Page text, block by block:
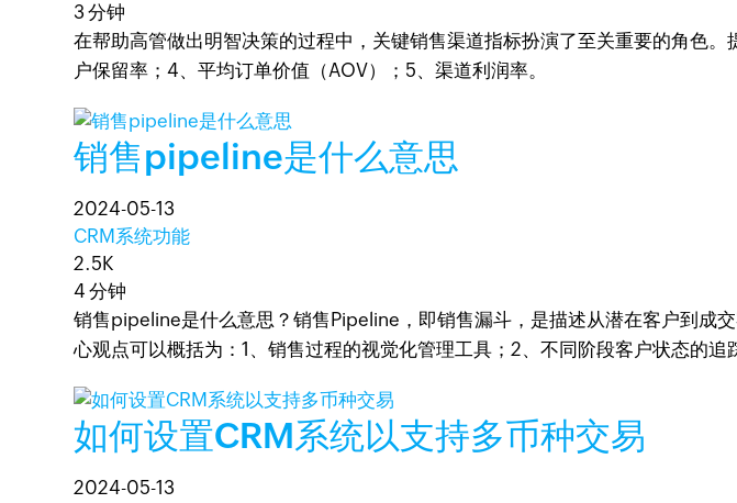
3 分钟
在帮助高管做出明智决策的过程中，关键销售渠道指标扮演了至关重要的角色
户保留率；4、平均订单价值（AOV）；5、渠道利润率。
销售pipeline是什么意思
2024-05-13
CRM系统功能
2.5K
4 分钟
销售pipeline是什么意思？销售Pipeline，即销售漏斗，是描述从潜在客户到成
心观点可以概括为：1、销售过程的视觉化管理工具；2、不同阶段客户状态的追
如何设置CRM系统以支持多币种交易
2024-05-13